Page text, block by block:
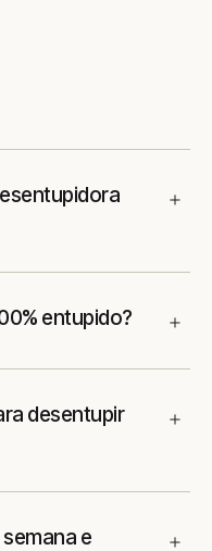
entupido?
desentupir
e